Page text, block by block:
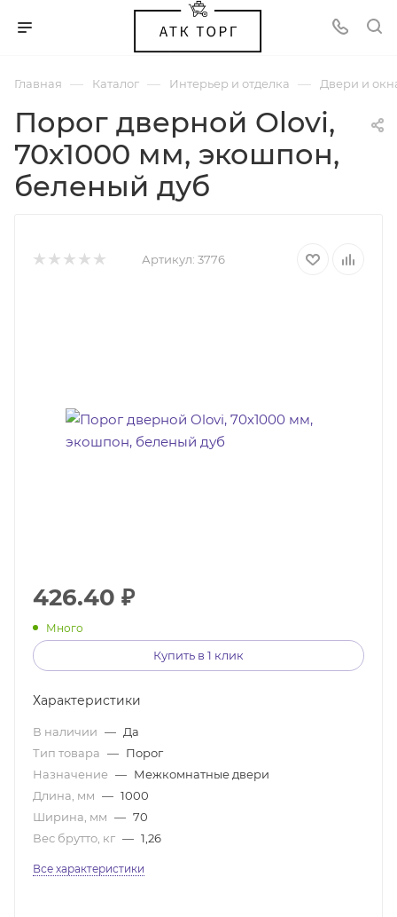
Главная — Каталог — Интерьер и отделка — Двери и
Порог дверной Olovi,
70х1000 мм, экошпон,
беленый дуб
Артикул: 3776
426.40 ₽
Много
Купить в 1 клик
Характеристики
В наличии — Да
Тип товара — Порог
Назначение — Межкомнатные двери
Длина, мм — 1000
Ширина, мм — 70
Вес брутто, кг — 1,26
Все характеристики